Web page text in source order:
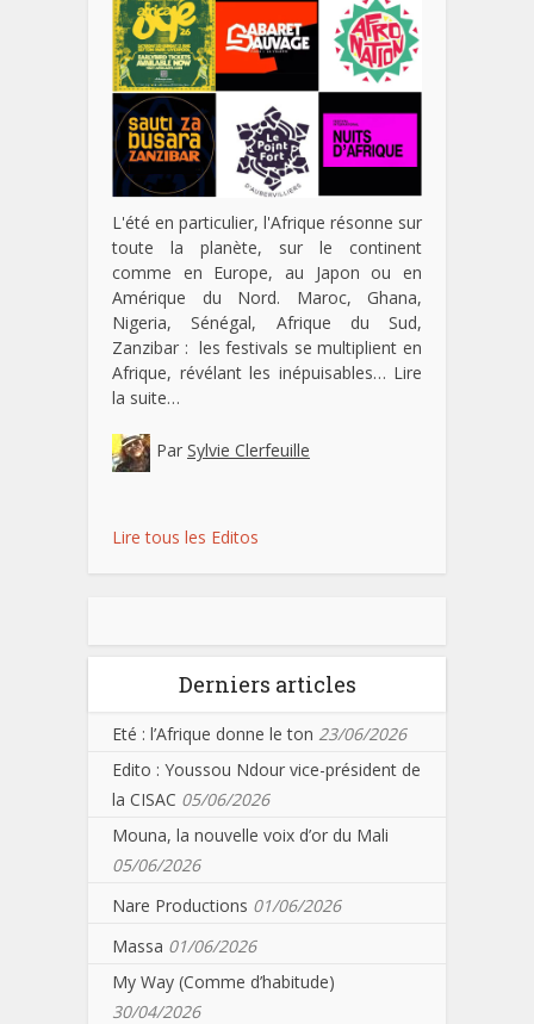
L'été en particulier, l'Afrique résonne sur
toute la planète, sur le continent
comme en Europe, au Japon ou en
Amérique du Nord. Maroc, Ghana,
Nigeria, Sénégal, Afrique du Sud,
Zanzibar : les festivals se multiplient en
Afrique, révélant les inépuisables… Lire
la suite…
Par Sylvie Clerfeuille
Lire tous les Editos
Derniers articles
Eté : l’Afrique donne le ton 23/06/2026
Edito : Youssou Ndour vice-président de
la CISAC 05/06/2026
Mouna, la nouvelle voix d’or du Mali
05/06/2026
Nare Productions 01/06/2026
Massa 01/06/2026
My Way (Comme d’habitude)
30/04/2026